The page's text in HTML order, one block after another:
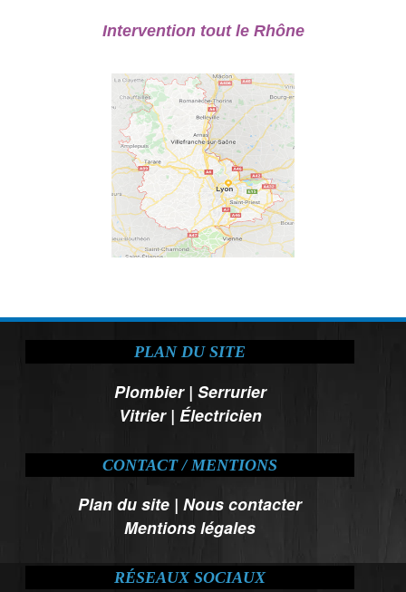
Intervention tout le Rhône
PLAN DU SITE
Plombier| Serrurier
Vitrier| Électricien
CONTACT / MENTIONS
Plan du site |Nous contacter
Mentions légales
RÉSEAUX SOCIAUX